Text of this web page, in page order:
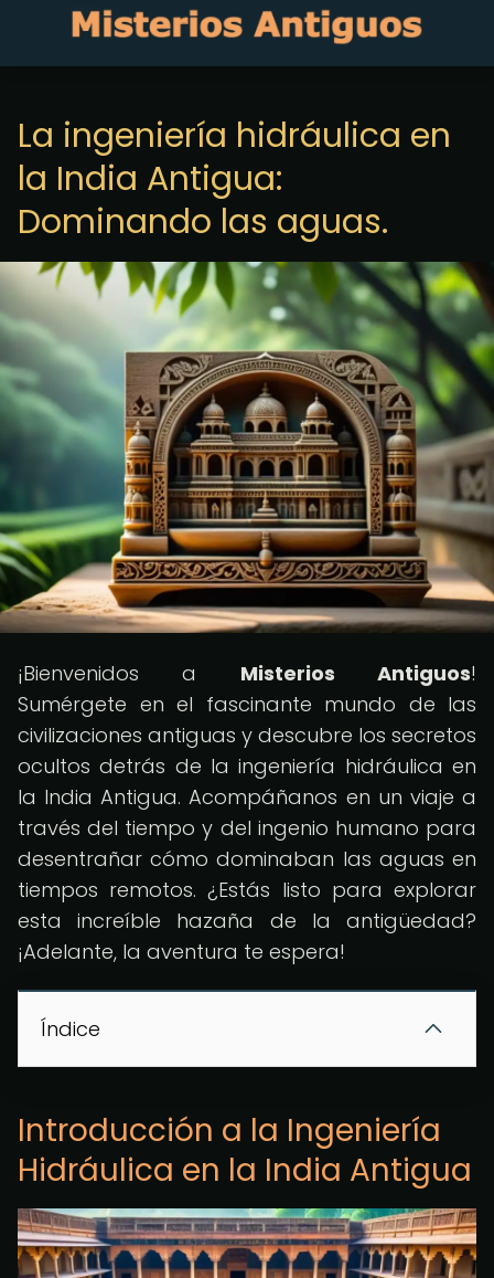
La ingeniería hidráulica en
la India Antigua:
Dominando las aguas.
¡Bienvenidos a Misterios Antiguos!
Sumérgete en el fascinante mundo de las
civilizaciones antiguas y descubre los secretos
ocultos detrás de la ingeniería hidráulica en
la India Antigua. Acompáñanos en un viaje a
través del tiempo y del ingenio humano para
desentrañar cómo dominaban las aguas en
tiempos remotos. ¿Estás listo para explorar
esta increíble hazaña de la antigüedad?
¡Adelante, la aventura te espera!
Índice
Introducción a la Ingeniería
Hidráulica en la India Antigua